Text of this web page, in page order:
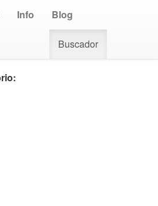
Info Blog
Buscador